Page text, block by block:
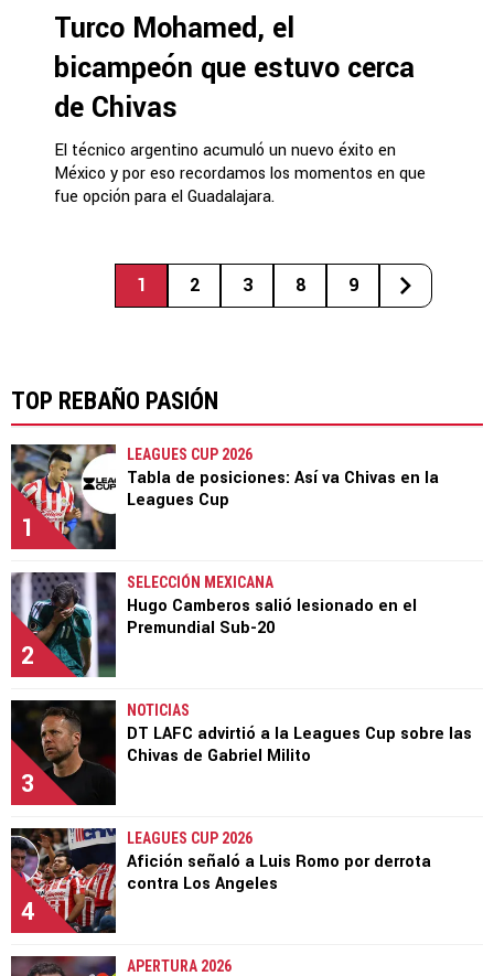
Turco Mohamed, el
bicampeón que estuvo cerca
de Chivas
El técnico argentino acumuló un nuevo éxito en
México y por eso recordamos los momentos en que
fue opción para el Guadalajara.
1 2 3 8 9
TOP REBAÑO PASIÓN
1
LEAGUES CUP 2026
Tabla de posiciones: Así va Chivas en la
Leagues Cup
2
SELECCIÓN MEXICANA
Hugo Camberos salió lesionado en el
Premundial Sub-20
3
NOTICIAS
DT LAFC advirtió a la Leagues Cup sobre las
Chivas de Gabriel Milito
4
LEAGUES CUP 2026
Afición señaló a Luis Romo por derrota
contra Los Angeles
APERTURA 2026